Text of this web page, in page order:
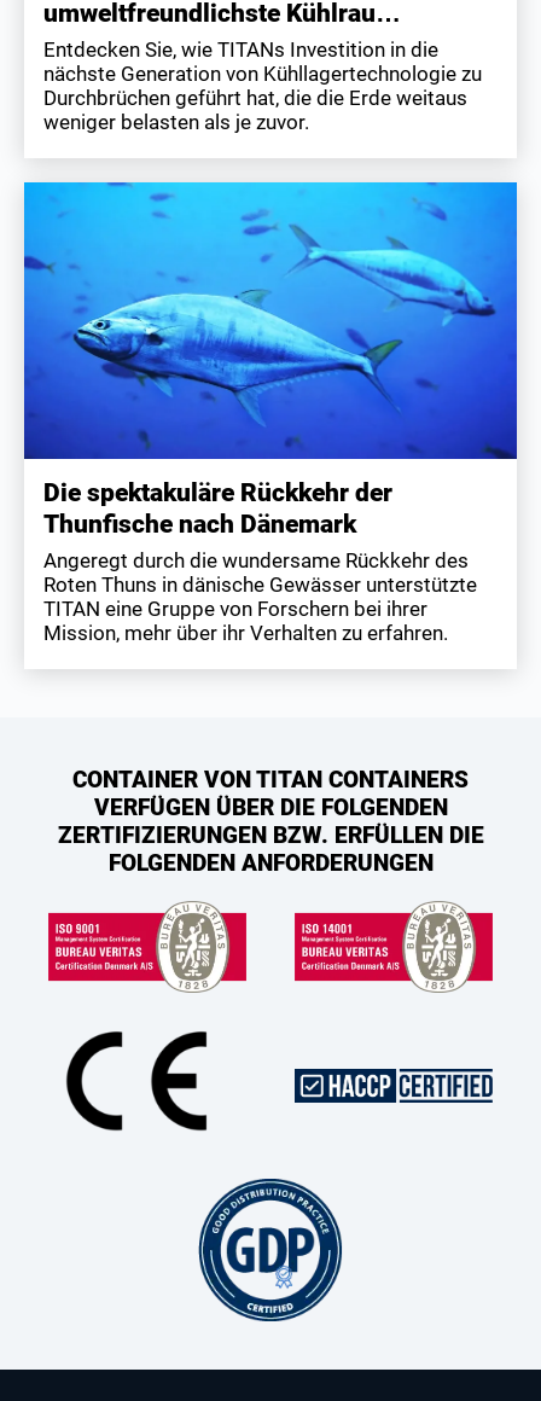
umweltfreundlichste Kühlrau…
Entdecken Sie, wie TITANs Investition in die
nächste Generation von Kühllagertechnologie zu
Durchbrüchen geführt hat, die die Erde weitaus
weniger belasten als je zuvor.
Die spektakuläre Rückkehr der
Thunfische nach Dänemark
Angeregt durch die wundersame Rückkehr des
Roten Thuns in dänische Gewässer unterstützte
TITAN eine Gruppe von Forschern bei ihrer
Mission, mehr über ihr Verhalten zu erfahren.
CONTAINER VON TITAN CONTAINERS
VERFÜGEN ÜBER DIE FOLGENDEN
ZERTIFIZIERUNGEN BZW. ERFÜLLEN DIE
FOLGENDEN ANFORDERUNGEN